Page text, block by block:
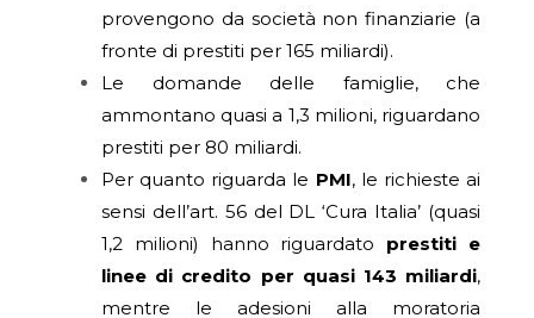
provengono da società non finanziarie (a
fronte di prestiti per 165 miliardi).
Le domande delle famiglie, che
ammontano quasi a 1,3 milioni, riguardano
prestiti per 80 miliardi.
Per quanto riguarda le PMI, le richieste ai
sensi dell’art. 56 del DL ‘Cura Italia’ (quasi
1,2 milioni) hanno riguardato prestiti e
linee di credito per quasi 143 miliardi,
mentre le adesioni alla moratoria